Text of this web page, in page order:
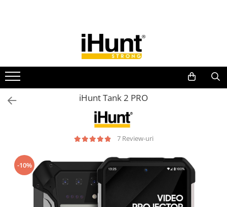
TELEFOANE & TABLETE IHUNT
Telefoane iHunt
Smartphone
Telefoane Rezistente
Accesorii telefoane
Huse protectie
Smartwatch
Accesorii smartwatch
iHunt Tank 2 PRO
7 Review-uri
-10%